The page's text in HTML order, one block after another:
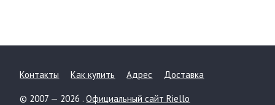
Контакты Как купить Адрес Доставка
© 2007 — 2026 .Официальный сайт Riello